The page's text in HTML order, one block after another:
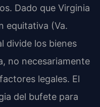
Dado que Virginia
equitativa (Va.
divide los bienes
no necesariamente
legales. El
del bufete para